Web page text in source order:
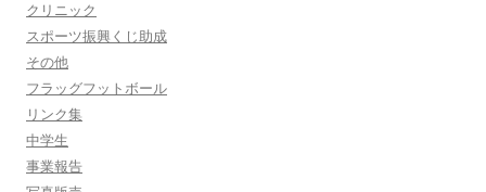
クリニック
スポーツ振興くじ助成
その他
フラッグフットボール
リンク集
中学生
事業報告